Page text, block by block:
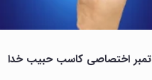
تمبر اختصاصی کاسب حبیب خدا